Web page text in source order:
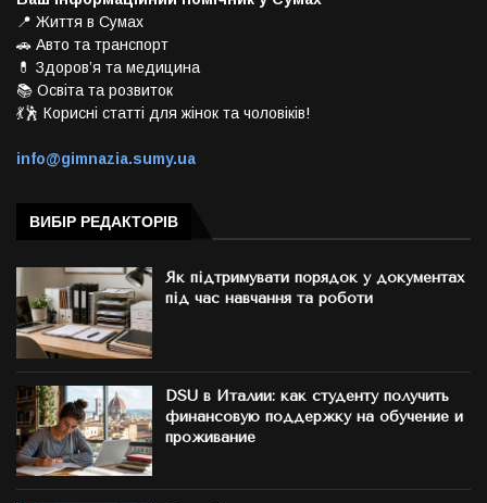
📍 Життя в Сумах
🚗 Авто та транспорт
💊 Здоров’я та медицина
📚 Освіта та розвиток
💃🕺 Корисні статті для жінок та чоловіків!
info@gimnazia.sumy.ua
ВИБІР РЕДАКТОРІВ
Як підтримувати порядок у документах
під час навчання та роботи
DSU в Италии: как студенту получить
финансовую поддержку на обучение и
проживание